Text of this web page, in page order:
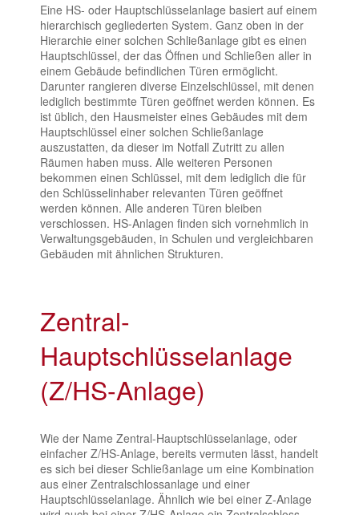
Eine HS- oder Hauptschlüsselanlage basiert auf einem
hierarchisch gegliederten System. Ganz oben in der
Hierarchie einer solchen Schließanlage gibt es einen
Hauptschlüssel, der das Öffnen und Schließen aller in
einem Gebäude befindlichen Türen ermöglicht.
Darunter rangieren diverse Einzelschlüssel, mit denen
lediglich bestimmte Türen geöffnet werden können. Es
ist üblich, den Hausmeister eines Gebäudes mit dem
Hauptschlüssel einer solchen Schließanlage
auszustatten, da dieser im Notfall Zutritt zu allen
Räumen haben muss. Alle weiteren Personen
bekommen einen Schlüssel, mit dem lediglich die für
den Schlüsselinhaber relevanten Türen geöffnet
werden können. Alle anderen Türen bleiben
verschlossen. HS-Anlagen finden sich vornehmlich in
Verwaltungsgebäuden, in Schulen und vergleichbaren
Gebäuden mit ähnlichen Strukturen.
Zentral-
Hauptschlüsselanlage
(Z/HS-Anlage)
Wie der Name Zentral-Hauptschlüsselanlage, oder
einfacher Z/HS-Anlage, bereits vermuten lässt, handelt
es sich bei dieser Schließanlage um eine Kombination
aus einer Zentralschlossanlage und einer
Hauptschlüsselanlage. Ähnlich wie bei einer Z-Anlage